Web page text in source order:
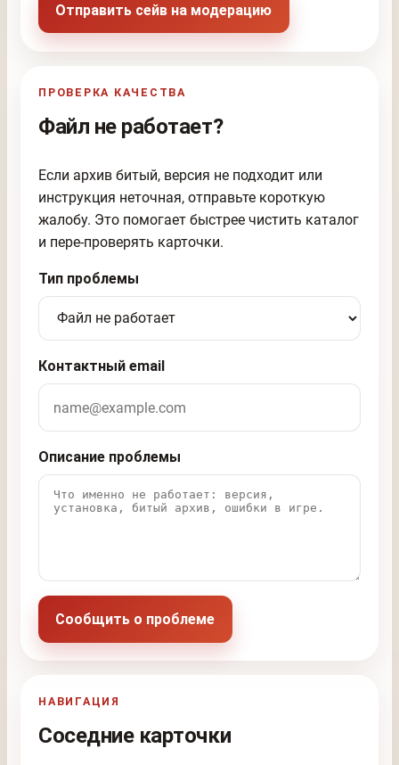
Отправить сейв на модерацию
ПРОВЕРКА КАЧЕСТВА
Файл не работает?
Если архив битый, версия не подходит или
инструкция неточная, отправьте короткую
жалобу. Это помогает быстрее чистить каталог
и пере-проверять карточки.
Тип проблемы
Контактный email
Описание проблемы
Сообщить о проблеме
НАВИГАЦИЯ
Соседние карточки